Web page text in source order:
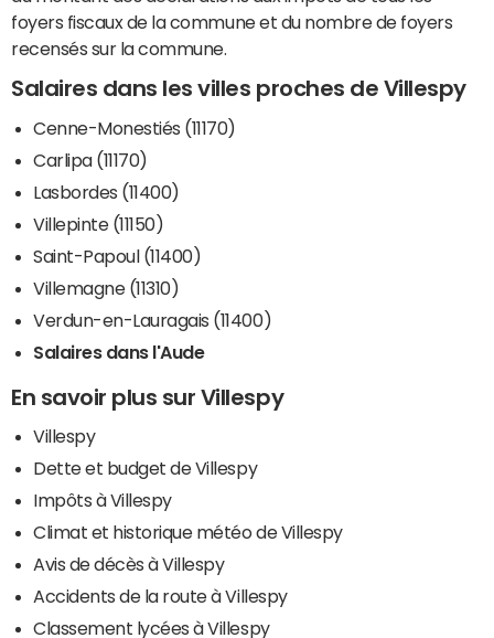
foyers fiscaux de la commune et du nombre de foyers
recensés sur la commune.
Salaires dans les villes proches de Villespy
Cenne-Monestiés (11170)
Carlipa (11170)
Lasbordes (11400)
Villepinte (11150)
Saint-Papoul (11400)
Villemagne (11310)
Verdun-en-Lauragais (11400)
Salaires dans l'Aude
En savoir plus sur Villespy
Villespy
Dette et budget de Villespy
Impôts à Villespy
Climat et historique météo de Villespy
Avis de décès à Villespy
Accidents de la route à Villespy
Classement lycées à Villespy